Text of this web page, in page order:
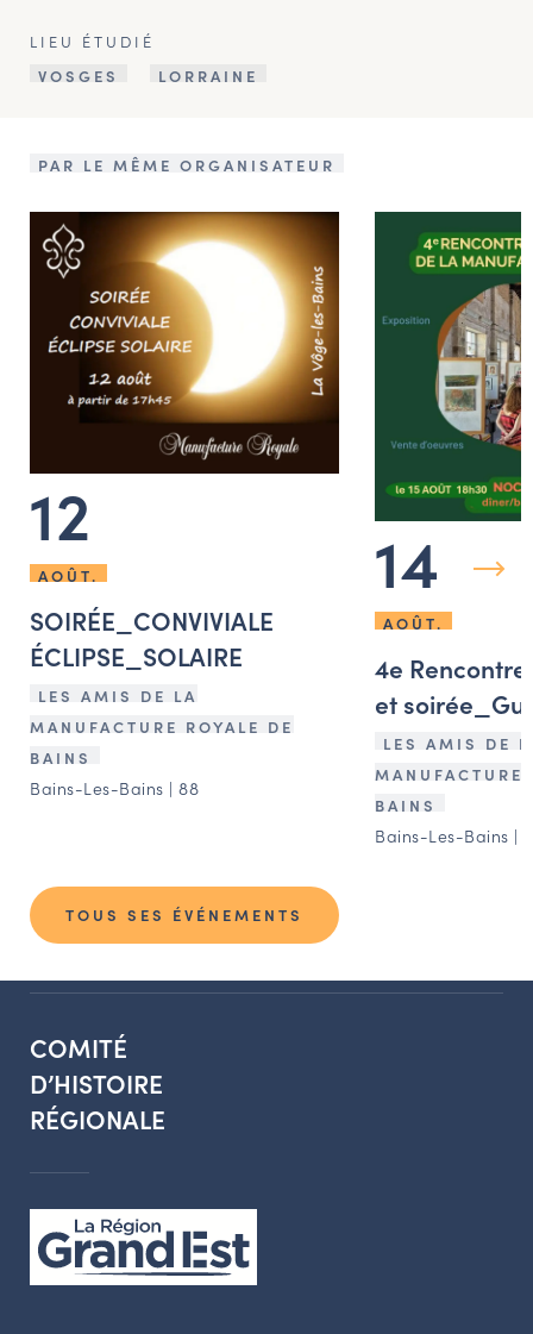
LIEU ÉTUDIÉ
VOSGES
LORRAINE
PAR LE MÊME ORGANISATEUR
12
AOÛT.
SOIRÉE_CONVIVIALE
ÉCLIPSE_SOLAIRE
LES AMIS DE LA
MANUFACTURE ROYALE DE
BAINS
Bains-Les-Bains | 88
14
AOÛT.
4e
et
LES AMIS DE
MANUFACTURE
BAINS
Bains-Les-Bains |
TOUS SES ÉVÉNEMENTS
COMITÉ
D’HISTOIRE
RÉGIONALE